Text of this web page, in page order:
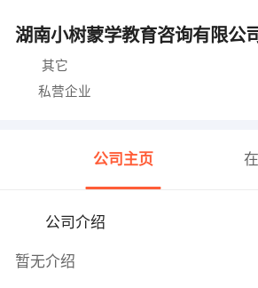
湖南小树蒙学教育咨询有限公
其它
私营企业
公司主页
公司介绍
暂无介绍